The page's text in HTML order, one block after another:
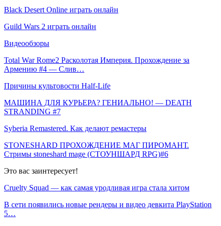
Black Desert Online играть онлайн
Guild Wars 2 играть онлайн
Видеообзоры
Total War Rome2 Расколотая Империя. Прохождение за
Армению #4 — Слив…
Причины культовости Half-Life
МАШИНА ДЛЯ КУРЬЕРА? ГЕНИАЛЬНО! — DEATH
STRANDING #7
Syberia Remastered. Как делают ремастеры
STONESHARD ПРОХОЖДЕНИЕ МАГ ПИРОМАНТ.
Стримы stoneshard mage (СТОУНШАРД RPG)#6
Это вас заинтересует!
Cruelty Squad — как самая уродливая игра стала хитом
В сети появились новые рендеры и видео девкита PlayStation
5…